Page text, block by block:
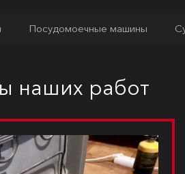
Посудомоечные машины
наших работ